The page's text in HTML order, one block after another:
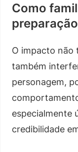
Como
O impacto não
também
personagem,
especialmente
credibilidade